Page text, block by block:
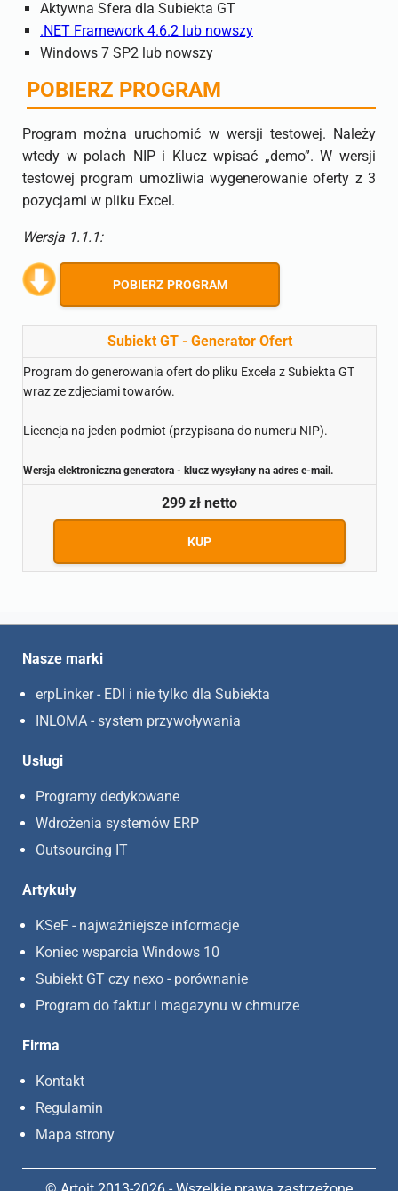
Aktywna Sfera dla Subiekta GT
.NET Framework 4.6.2 lub nowszy
Windows 7 SP2 lub nowszy
POBIERZ PROGRAM
Program można uruchomić w wersji testowej. Należy
wtedy w polach NIP i Klucz wpisać „demo”. W wersji
testowej program umożliwia wygenerowanie oferty z 3
pozycjami w pliku Excel.
Wersja 1.1.1:
POBIERZ PROGRAM
Subiekt GT - Generator Ofert
Program do generowania ofert do pliku Excela z Subiekta GT
wraz ze zdjeciami towarów.
Licencja na jeden podmiot (przypisana do numeru NIP).
Wersja elektroniczna generatora - klucz wysyłany na adres e-mail.
299 zł netto
KUP
Nasze marki
erpLinker - EDI i nie tylko dla Subiekta
INLOMA - system przywoływania
Usługi
Programy dedykowane
Wdrożenia systemów ERP
Outsourcing IT
Artykuły
KSeF - najważniejsze informacje
Koniec wsparcia Windows 10
Subiekt GT czy nexo - porównanie
Program do faktur i magazynu w chmurze
Firma
Kontakt
Regulamin
Mapa strony